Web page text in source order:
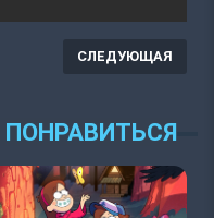
СЛЕДУЮЩАЯ
ПОНРАВИТЬСЯ